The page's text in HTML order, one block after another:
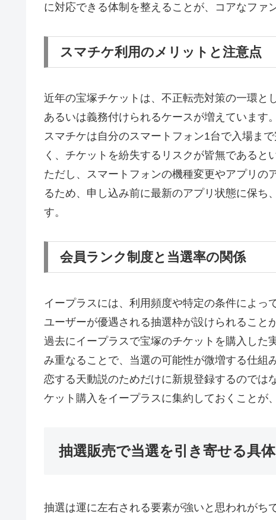
に対応できる体制を整えることが、コアなファ
スマチケ利用のメリットと注意点
近年の宝塚チケットは、不正転売対策の一環と
あるいは義務付けられるケースが増えています。
スマチケは自分のスマートフォン1台で入場ま
く、チケットを紛失するリスクが皆無であると
ただし、スマートフォンの機種変更やアプリの
るため、申し込み前に最新のアプリ状態に保ち
す。
会員ランク制度と当選率の関係
イープラスには、利用頻度や特定の条件によ
ユーザーが優遇される抽選枠が設けられること
過去にイープラスで宝塚のチケットを購入した
み重なることで、当選の可能性が微増する仕組
恋する天動説のためだけに新規登録するのでは
ケット購入をイープラスに集約しておくことが
抽選販売で当選を引き寄せる具
抽選は運に左右される要素が強いと思われがち